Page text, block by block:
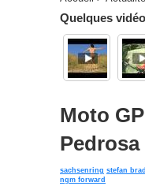
Quelques
Moto
sachsenring stefan
ngm forward